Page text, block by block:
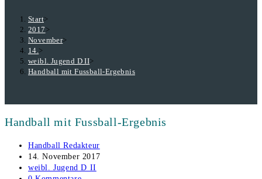
Start>
2017 >
November>
14. >
weibl. Jugend D II>
Handball mit Fussball-Ergebnis
Handball mit Fussball-Ergebnis
Beitrags-
Autor:
Handball Redakteur
Beitrag
veröffentlicht:
14. November 2017
Beitrags-
weibl. Jugend D II